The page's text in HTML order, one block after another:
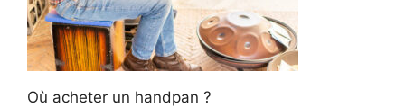
Où acheter un handpan ?